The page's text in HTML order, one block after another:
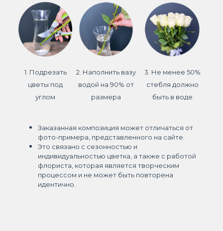
1. Подрезать
цветы под
углом
2. Наполнить вазу
водой на 90% от
размера
3. Не менее 50%
стебля должно
быть в воде
Заказанная композиция может отличаться от
фото-примера, представленного на сайте.
Это связано с сезонностью и
индивидуальностью цветка, а также с работой
флориста, которая является творческим
процессом и не может быть повторена
идентично.